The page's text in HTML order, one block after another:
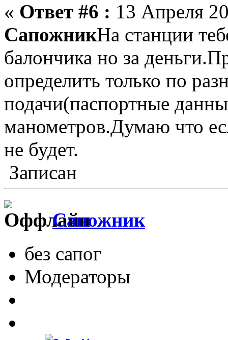
« Ответ #6 : 13 Апреля
СапожникНа станции
балончика но за
определить только по
подачи(паспортные
манометров.Думаю что
не будет.
Записан
Сапожник
без сапог
Модераторы